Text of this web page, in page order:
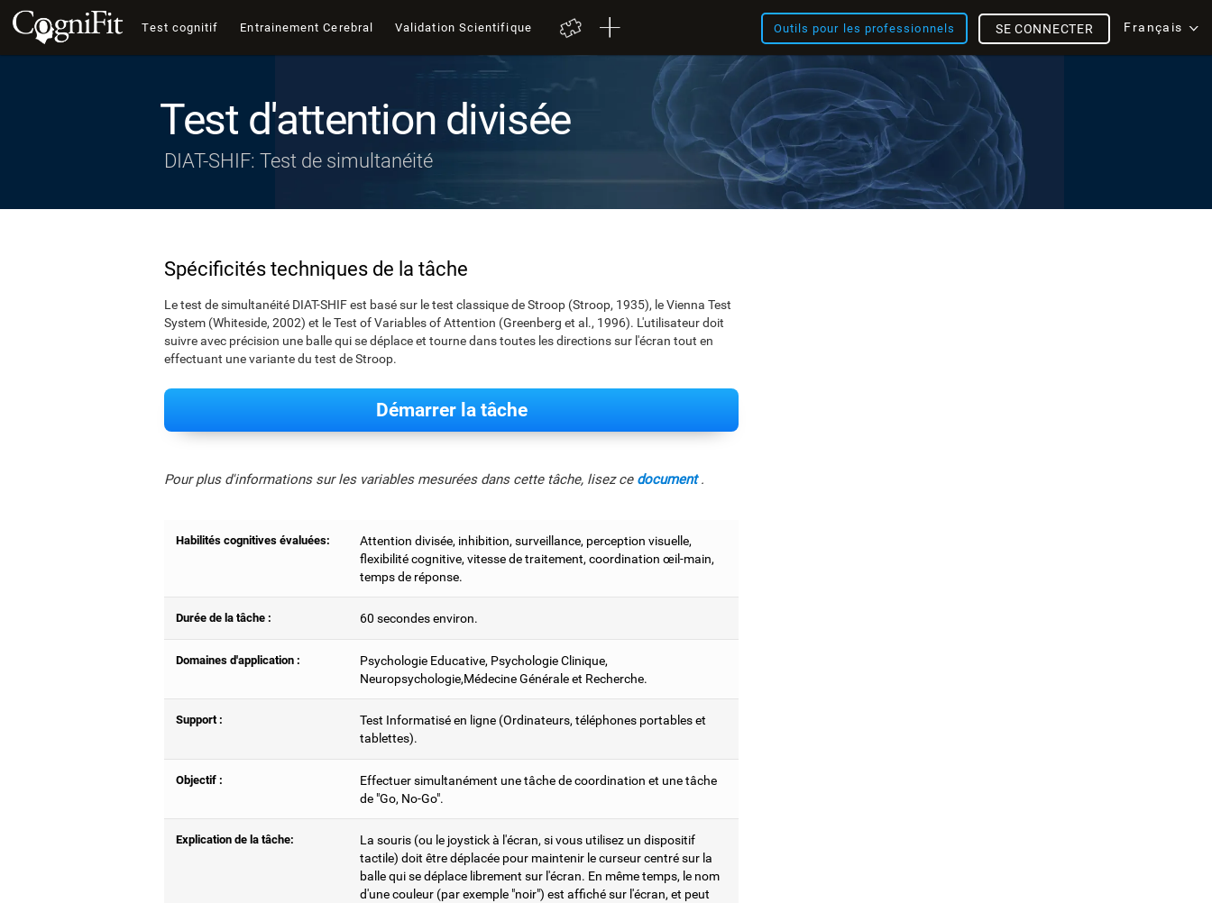
Test cognitif Entrainement Cerebral Validation Scientifique Outils pour les professionnels Français
SE CONNECTER
Test d'attention divisée
DIAT-SHIF: Test de simultanéité
Spécificités techniques de la tâche
Le test de simultanéité DIAT-SHIF est basé sur le test classique de Stroop (Stroop, 1935), le Vienna Test
System (Whiteside, 2002) et le Test of Variables of Attention (Greenberg et al., 1996). L'utilisateur doit
suivre avec précision une balle qui se déplace et tourne dans toutes les directions sur l'écran tout en
effectuant une variante du test de Stroop.
Démarrer la tâche
Pour plus d'informations sur les variables mesurées dans cette tâche, lisez ce document.
Habilités cognitives évaluées:
Attention divisée, inhibition, surveillance, perception visuelle,
flexibilité cognitive, vitesse de traitement, coordination œil-main,
temps de réponse.
Durée de la tâche : 60 secondes environ.
Domaines d'application :
Psychologie Educative, Psychologie Clinique,
Neuropsychologie,Médecine Générale et Recherche.
Support :
Test Informatisé en ligne (Ordinateurs, téléphones portables et
tablettes).
Objectif :
Effectuer simultanément une tâche de coordination et une tâche
de "Go, No-Go".
Explication de la tâche:
La souris (ou le joystick à l'écran, si vous utilisez un dispositif
tactile) doit être déplacée pour maintenir le curseur centré sur la
balle qui se déplace librement sur l'écran. En même temps, le nom
d'une couleur (par exemple "noir") est affiché sur l'écran, et peut